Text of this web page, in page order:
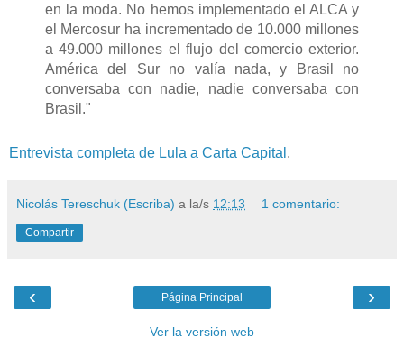
en la moda. No hemos implementado el ALCA y
el Mercosur ha incrementadode 10.000 millones
a 49.000 millones elflujo del comercio exterior.
América del Sur no valía nada, y Brasil no
conversaba con
nadie, nadieconversaba con
Brasil."
Entrevista completa de Lula a Carta Capital .
Nicolás Tereschuk (Escriba) a la/s 12:13 1 comentario:
Compartir
‹ ›
Página Principal
Ver la versión web